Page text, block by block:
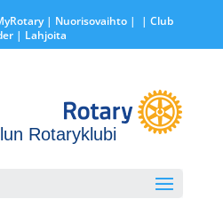
| Nuorisovaihto|
| Club
| Lahjoita
Rotaryklubi